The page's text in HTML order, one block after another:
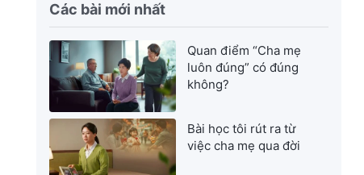
Các bài mới nhất
Quan điểm “Cha mẹ
luôn đúng” có đúng
không?
Bài học tôi rút ra từ
việc cha mẹ qua đời